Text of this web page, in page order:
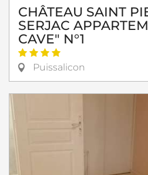
CHÂTEAU SAINT
SERJAC
CAVE" N°1
Puissalicon